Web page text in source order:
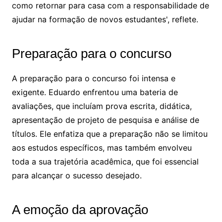
como retornar para casa com a responsabilidade de
ajudar na formação de novos estudantes', reflete.
Preparação para o concurso
A preparação para o concurso foi intensa e
exigente. Eduardo enfrentou uma bateria de
avaliações, que incluíam prova escrita, didática,
apresentação de projeto de pesquisa e análise de
títulos. Ele enfatiza que a preparação não se limitou
aos estudos específicos, mas também envolveu
toda a sua trajetória acadêmica, que foi essencial
para alcançar o sucesso desejado.
A emoção da aprovação